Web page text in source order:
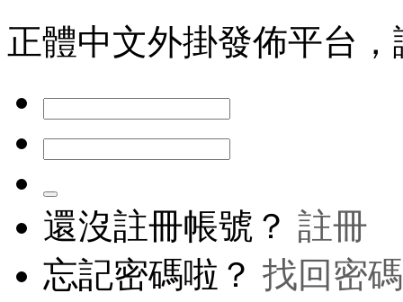
正體中文外掛發佈平台
還沒註冊帳號？ 註冊
忘記密碼啦？ 找回密碼